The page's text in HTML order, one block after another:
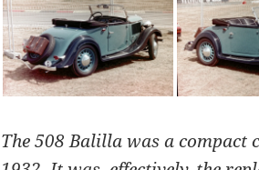
The 508 Balilla was a compact